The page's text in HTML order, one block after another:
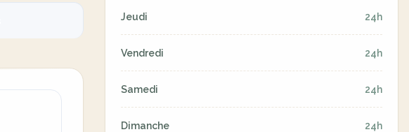
Jeudi 24h
Vendredi 24h
Samedi 24h
Dimanche 24h